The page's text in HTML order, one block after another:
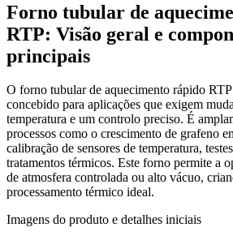
Forno tubular de
RTP: Visão geral e
principais
O forno tubular de aquecimento rápido
concebido para aplicações que exigem
temperatura e um controlo preciso. É
processos como o crescimento de grafeno
calibração de sensores de temperatura,
tratamentos térmicos. Este forno permite a
de atmosfera controlada ou alto vácuo,
processamento térmico ideal.
Imagens do produto e detalhes iniciais